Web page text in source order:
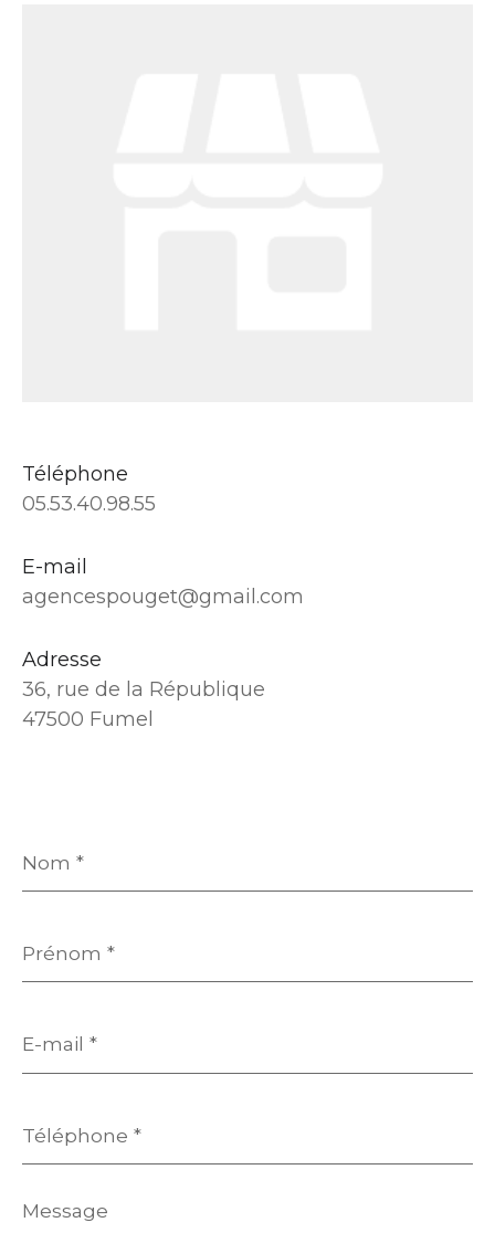
Téléphone
05.53.40.98.55
E-mail
agencespouget@gmail.com
Adresse
36, rue de la République
47500 Fumel
*
*
mail
*
*
Message
*